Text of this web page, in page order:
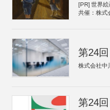
[PR] 世界
共催：株式
第24
株式会社中
第24